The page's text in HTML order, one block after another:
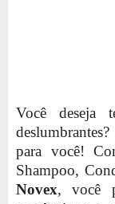
Você deseja
deslumbrantes?
para você!
Shampoo,
Novex, você